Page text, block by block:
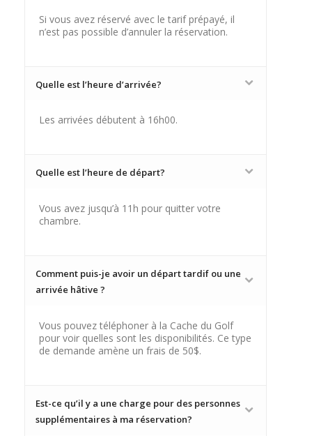
Si vous avez réservé avec le tarif prépayé, il
n’est pas possible d’annuler la réservation.
Quelle est l’heure d’arrivée?
Les arrivées débutent à 16h00.
Quelle est l’heure de départ?
Vous avez jusqu’à 11h pour quitter votre
chambre.
Comment puis-je avoir un départ tardif ou une
arrivée hâtive ?
Vous pouvez téléphoner à la Cache du Golf
pour voir quelles sont les disponibilités. Ce type
de demande amène un frais de 50$.
Est-ce qu’il y a une charge pour des personnes
supplémentaires à ma réservation?